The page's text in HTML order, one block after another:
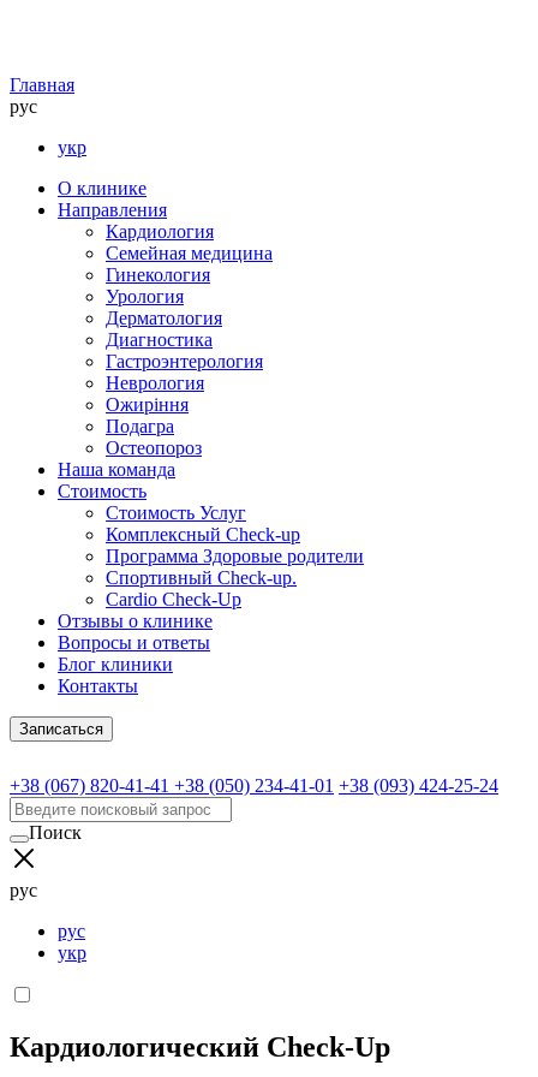
Главная
рус
укр
О клинике
Направления
Кардиология
Семейная медицина
Гинекология
Урология
Дерматология
Диагностика
Гастроэнтерология
Неврология
Ожиріння
Подагра
Остеопороз
Наша команда
Стоимость
Стоимость Услуг
Комплексный Check-up
Программа Здоровые родители
Спортивный Check-up.
Cardio Check-Up
Отзывы о клинике
Вопросы и ответы
Блог клиники
Контакты
Записаться
+38 (067) 820-41-41 +38 (050) 234-41-01 +38 (093) 424-25-24
Поиск
рус
рус
укр
Кардиологический Check-Up